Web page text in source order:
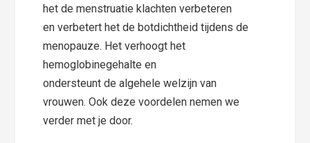
het de menstruatie klachten verbeteren
en verbetert het de botdichtheid tijdens de
menopauze. Het verhoogt het
hemoglobinegehalte en
ondersteunt de algehele welzijn van
vrouwen. Ook deze voordelen nemen we
verder met je door.